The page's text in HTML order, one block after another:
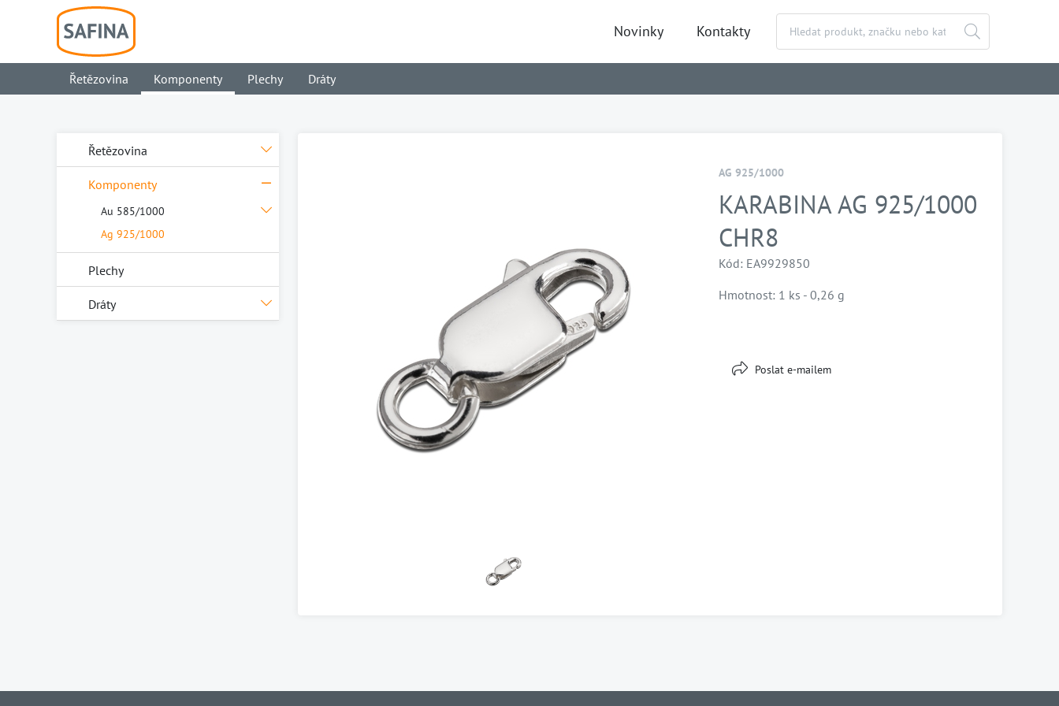
Novinky Kontakty
AG 925/1000
KARABINA AG 925/1000
CHR8
Kód: EA9929850
Hmotnost: 1 ks - 0,26 g
Poslat e-mailem
Řetězovina
Komponenty
Au 585/1000
Ag 925/1000
Plechy
Dráty
Řetězovina Komponenty Plechy Dráty